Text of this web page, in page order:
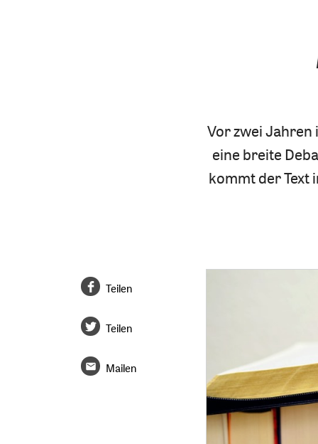
Vor zwei
eine breite
kommt der Text
Teilen
Teilen
Mailen